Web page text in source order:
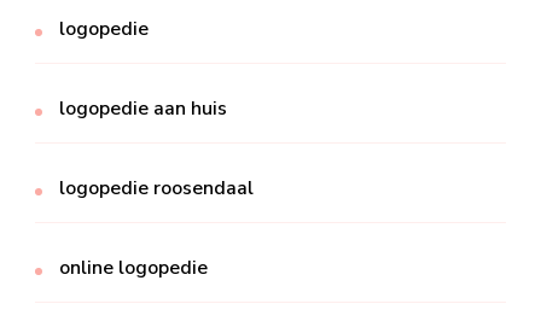
logopedie
logopedie aan huis
logopedie roosendaal
online logopedie